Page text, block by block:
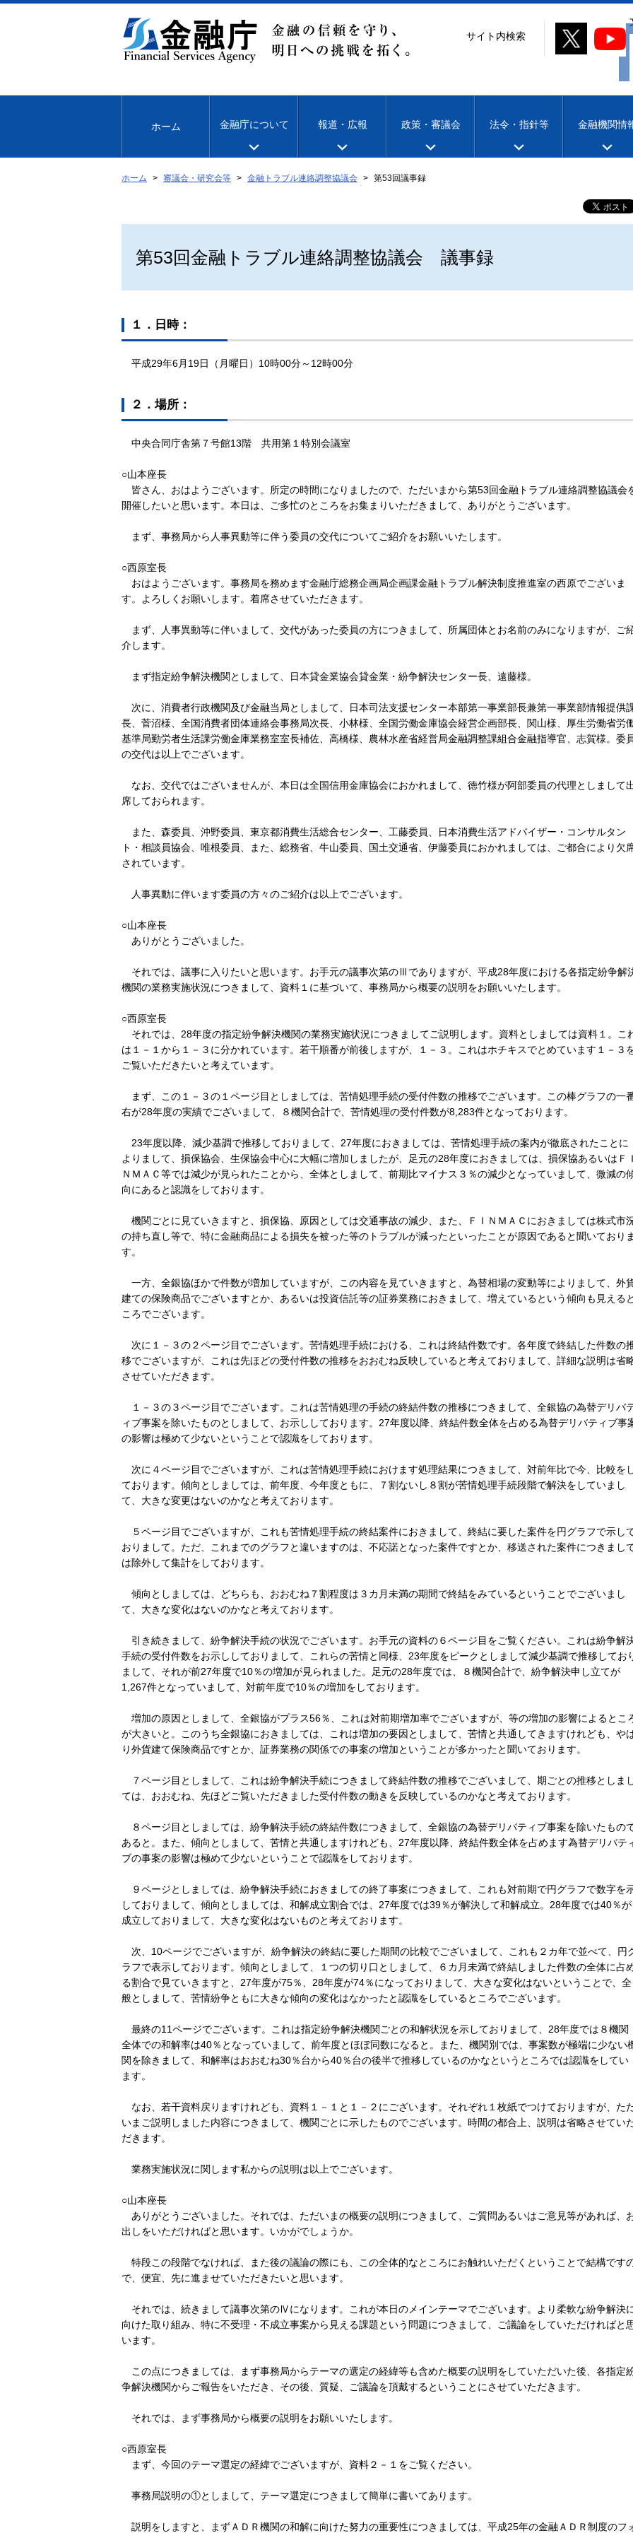
文
移
サイト内検索
ホーム 金融庁について 報道・広報 政策・審議会 法令・指針等 金融機関情
ホーム 審議会・研究会等 金融トラブル連絡調整協議会 第53回議事録
第53回金融トラブル連絡調整協議会 議事録
１．日時：
平成29年6月19日（月曜日）10時00分～12時00分
２．場所：
中央合同庁舎第７号館13階 共用第１特別会議室
○山本座長
皆さん、おはようございます。所定の時間になりましたので、ただいまから第53回金融トラブル連絡調整協議会
開催したいと思います。本日は、ご多忙のところをお集まりいただきまして、ありがとうございます。
まず、事務局から人事異動等に伴う委員の交代についてご紹介をお願いいたします。
○西原室長
おはようございます。事務局を務めます金融庁総務企画局企画課金融トラブル解決制度推進室の西原でございま
す。よろしくお願いします。着席させていただきます。
まず、人事異動等に伴いまして、交代があった委員の方につきまして、所属団体とお名前のみになりますが、ご
介します。
まず指定紛争解決機関としまして、日本貸金業協会貸金業・紛争解決センター長、遠藤様。
次に、消費者行政機関及び金融当局としまして、日本司法支援センター本部第一事業部長兼第一事業部情報提供
長、菅沼様、全国消費者団体連絡会事務局次長、小林様、全国労働金庫協会経営企画部長、関山様、厚生労働省労
基準局勤労者生活課労働金庫業務室室長補佐、高橋様、農林水産省経営局金融調整課組合金融指導官、志賀様。委
の交代は以上でございます。
なお、交代ではございませんが、本日は全国信用金庫協会におかれまして、徳竹様が阿部委員の代理としまして
席しておられます。
また、森委員、沖野委員、東京都消費生活総合センター、工藤委員、日本消費生活アドバイザー・コンサルタン
ト・相談員協会、唯根委員、また、総務省、牛山委員、国土交通省、伊藤委員におかれましては、ご都合により欠
されています。
人事異動に伴います委員の方々のご紹介は以上でございます。
○山本座長
ありがとうございました。
それでは、議事に入りたいと思います。お手元の議事次第のⅢでありますが、平成28年度における各指定紛争解
機関の業務実施状況につきまして、資料１に基づいて、事務局から概要の説明をお願いいたします。
○西原室長
それでは、28年度の指定紛争解決機関の業務実施状況につきましてご説明します。資料としましては資料１。こ
は１－１から１－３に分かれています。若干順番が前後しますが、１－３。これはホチキスでとめています１－３
ご覧いただきたいと考えています。
まず、この１－３の１ページ目としましては、苦情処理手続の受付件数の推移でございます。この棒グラフの一
右が28年度の実績でございまして、８機関合計で、苦情処理の受付件数が8,283件となっております。
23年度以降、減少基調で推移しておりまして、27年度におきましては、苦情処理手続の案内が徹底されたことに
よりまして、損保協会、生保協会中心に大幅に増加しましたが、足元の28年度におきましては、損保協あるいはＦＩ
ＮＭＡＣ等では減少が見られたことから、全体としまして、前期比マイナス３％の減少となっていまして、微減の
向にあると認識をしております。
機関ごとに見ていきますと、損保協、原因としては交通事故の減少、また、ＦＩＮＭＡＣにおきましては株式市
の持ち直し等で、特に金融商品による損失を被った等のトラブルが減ったといったことが原因であると聞いておりま
す。
一方、全銀協ほかで件数が増加していますが、この内容を見ていきますと、為替相場の変動等によりまして、外
建ての保険商品でございますとか、あるいは投資信託等の証券業務におきまして、増えているという傾向も見えると
ころでございます。
次に１－３の２ページ目でございます。苦情処理手続における、これは終結件数です。各年度で終結した件数の
移でございますが、これは先ほどの受付件数の推移をおおむね反映していると考えておりまして、詳細な説明は省
させていただきます。
１－３の３ページ目でございます。これは苦情処理の手続の終結件数の推移につきまして、全銀協の為替デリバ
ィブ事案を除いたものとしまして、お示ししております。27年度以降、終結件数全体を占める為替デリバティブ事
の影響は極めて少ないということで認識をしております。
次に４ページ目でございますが、これは苦情処理手続におけます処理結果につきまして、対前年比で今、比較を
ております。傾向としましては、前年度、今年度ともに、７割ないし８割が苦情処理手続段階で解決をしていまし
て、大きな変更はないのかなと考えております。
５ページ目でございますが、これも苦情処理手続の終結案件におきまして、終結に要した案件を円グラフで示し
おりまして。ただ、これまでのグラフと違いますのは、不応諾となった案件ですとか、移送された案件につきまし
は除外して集計をしております。
傾向としましては、どちらも、おおむね７割程度は３カ月未満の期間で終結をみているということでございまし
て、大きな変化はないのかなと考えております。
引き続きまして、紛争解決手続の状況でございます。お手元の資料の６ページ目をご覧ください。これは紛争解
手続の受付件数をお示ししておりまして、これらの苦情と同様、23年度をピークとしまして減少基調で推移してお
まして、それが前27年度で10％の増加が見られました。足元の28年度では、８機関合計で、紛争解決申し立てが
1,267件となっていまして、対前年度で10％の増加をしております。
増加の原因としまして、全銀協がプラス56％、これは対前期増加率でございますが、等の増加の影響によるとこ
が大きいと。このうち全銀協におきましては、これは増加の要因としまして、苦情と共通してきますけれども、や
り外貨建て保険商品ですとか、証券業務の関係での事案の増加ということが多かったと聞いております。
７ページ目としまして、これは紛争解決手続につきまして終結件数の推移でございまして、期ごとの推移としま
ては、おおむね、先ほどご覧いただきました受付件数の動きを反映しているのかなと考えております。
８ページ目としましては、紛争解決手続の終結件数につきまして、全銀協の為替デリバティブ事案を除いたもの
あると。また、傾向としまして、苦情と共通しますけれども、27年度以降、終結件数全体を占めます為替デリバテ
ブの事案の影響は極めて少ないということで認識をしております。
９ページとしましては、紛争解決手続におきましての終了事案につきまして、これも対前期で円グラフで数字を
しておりまして、傾向としましては、和解成立割合では、27年度では39％が解決して和解成立。28年度では40％が
成立しておりまして、大きな変化はないものと考えております。
次、10ページでございますが、紛争解決の終結に要した期間の比較でございまして、これも２カ年で並べて、円
ラフで表示しております。傾向としまして、１つの切り口としまして、６カ月未満で終結しました件数の全体に占
る割合で見ていきますと、27年度が75％、28年度が74％になっておりまして、大きな変化はないということで、全
般としまして、苦情紛争ともに大きな傾向の変化はなかったと認識をしているところでございます。
最終の11ページでございます。これは指定紛争解決機関ごとの和解状況を示しておりまして、28年度では８機関
全体での和解率は40％となっていまして、前年度とほぼ同数になると。また、機関別では、事案数が極端に少ない
関を除きまして、和解率はおおむね30％台から40％台の後半で推移しているのかなというところでは認識をしてい
ます。
なお、若干資料戻りますけれども、資料１－１と１－２にございます。それぞれ１枚紙でつけておりますが、た
いまご説明しました内容につきまして、機関ごとに示したものでございます。時間の都合上、説明は省略させてい
だきます。
業務実施状況に関します私からの説明は以上でございます。
○山本座長
ありがとうございました。それでは、ただいまの概要の説明につきまして、ご質問あるいはご意見等があれば、
出しをいただければと思います。いかがでしょうか。
特段この段階でなければ、また後の議論の際にも、この全体的なところにお触れいただくということで結構です
で、便宜、先に進ませていただきたいと思います。
それでは、続きまして議事次第のⅣになります。これが本日のメインテーマでございます。より柔軟な紛争解決
向けた取り組み、特に不受理・不成立事案から見える課題という問題につきまして、ご議論をしていただければと
います。
この点につきましては、まず事務局からテーマの選定の経緯等も含めた概要の説明をしていただいた後、各指定
争解決機関からご報告をいただき、その後、質疑、ご議論を頂戴するということにさせていただきます。
それでは、まず事務局から概要の説明をお願いいたします。
○西原室長
まず、今回のテーマ選定の経緯でございますが、資料２－１をご覧ください。
事務局説明の①としまして、テーマ選定につきまして簡単に書いてあります。
説明をしますと、まずＡＤＲ機関の和解に向けた努力の重要性につきましては、平成25年の金融ＡＤＲ制度のフ